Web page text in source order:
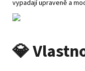
vypadají upraveně a
💎